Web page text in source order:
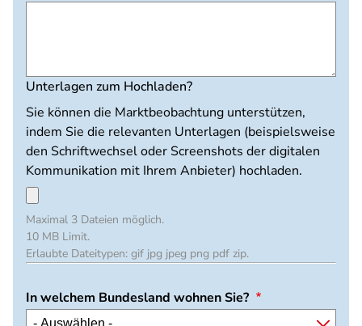
Unterlagen zum Hochladen?
Sie können die Marktbeobachtung unterstützen,
indem Sie die relevanten Unterlagen (beispielsweise
den Schriftwechsel oder Screenshots der digitalen
Kommunikation mit Ihrem Anbieter) hochladen.
Maximal 3 Dateien möglich.
10 MB Limit.
Erlaubte Dateitypen: gif jpg jpeg png pdf zip.
In welchem Bundesland wohnen Sie?